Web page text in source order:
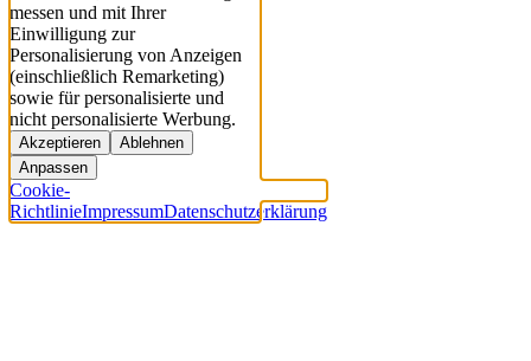
messen und mit Ihrer
Einwilligung zur
Personalisierung von Anzeigen
(einschließlich Remarketing)
sowie für personalisierte und
nicht personalisierte Werbung.
Akzeptieren
Ablehnen
Anpassen
Cookie-
RichtlinieImpressumDatenschutzerklärung